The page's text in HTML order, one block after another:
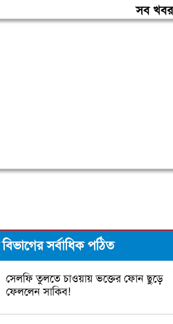
সব
সর্বাধিক পঠিত
সেলফি তুলতে চাওয়ায় ভক্তের ফোন ছুড়ে
ফেললেন সাকিব!